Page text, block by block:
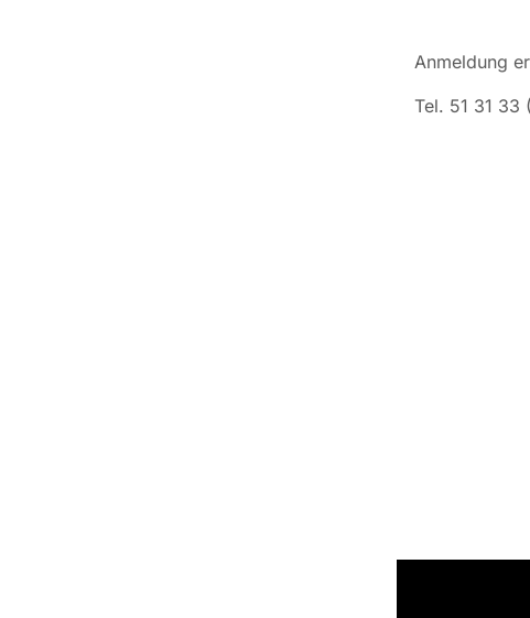
Anmeldung
Tel. 51 31 33